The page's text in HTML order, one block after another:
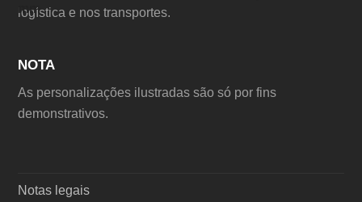
logística e nos transportes.
NOTA
As personalizações ilustradas são só por fins
demonstrativos.
Notas legais